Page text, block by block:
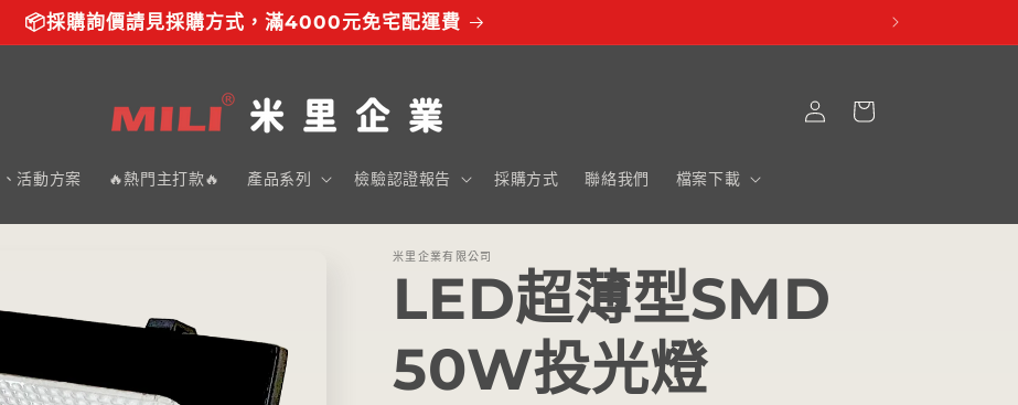
📦採購詢價請見採購方式，滿4000元免宅配運費
活動方案 🔥熱門主打款🔥 產品系列 檢驗認證報告 採購方式 聯絡我們 檔案下載
登
入
物
米里企業有限公司
LED超薄型SMD
50W投光燈